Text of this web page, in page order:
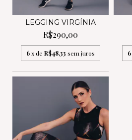
LEGGING VIRGÍNIA
R$290,00
6x de R$48,33 sem juros 6